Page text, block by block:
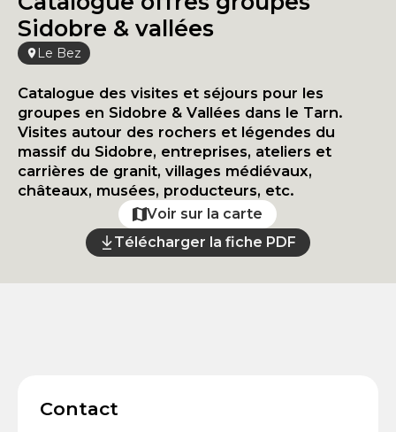
Sidobre & vallées
Le Bez
Catalogue des visites et séjours pour les
groupes en Sidobre & Vallées dans le Tarn.
Visites autour des rochers et légendes du
massif du Sidobre, entreprises, ateliers et
carrières de granit, villages médiévaux,
châteaux, musées, producteurs, etc.
Voir sur la carte
Télécharger la fiche PDF
Contact